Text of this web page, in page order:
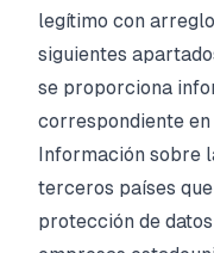
legítimo con
siguientes
se proporciona
correspondiente
Información sobre
terceros países
protección de